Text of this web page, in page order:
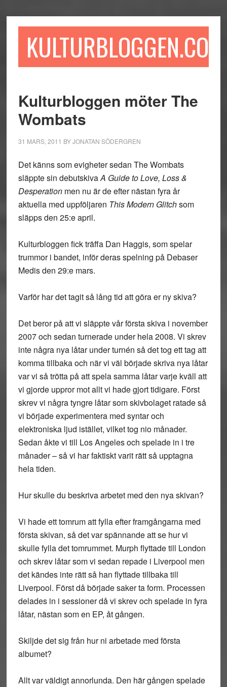
till
till
sidofältet
till
KULTURBLOGGEN.COM
Kulturbloggen möter The
Wombats
31 MARS, 2011 BYJONATAN SÖDERGREN
Det känns som evigheter sedan The Wombats
släppte sin debutskivaA Guide to Love, Loss &
Desperationmen nu är de efter nästan fyra år
aktuella med uppföljaren This Modern Glitchsom
släpps den 25:e april.
Kulturbloggen fick träffa Dan Haggis, som spelar
trummor i bandet, inför deras spelning på Debaser
Medis den 29:e mars.
Varför har det tagit så lång tid att göra er ny skiva?
Det beror på att vi släppte vår första skiva i november
2007 och sedan turnerade under hela 2008. Vi skrev
inte några nya låtar under turnén så det tog ett tag att
komma tillbaka och när vi väl började skriva nya låtar
var vi så trötta på att spela samma låtar varje kväll att
vi gjorde uppror mot allt vi hade gjort tidigare. Först
skrev vi några tyngre låtar som skivbolaget ratade så
vi började experimentera med syntar och
elektroniska ljud istället, vilket tog nio månader.
Sedan åkte vi till Los Angeles och spelade in i tre
månader – så vi har faktiskt varit rätt så upptagna
hela tiden.
Hur skulle du beskriva arbetet med den nya skivan?
Vi hade ett tomrum att fylla efter framgångarna med
första skivan, så det var spännande att se hur vi
skulle fylla det tomrummet. Murph flyttade till London
och skrev låtar som vi sedan repade i Liverpool men
det kändes inte rätt så han flyttade tillbaka till
Liverpool. Först då började saker ta form. Processen
delades in i sessioner då vi skrev och spelade in fyra
låtar, nästan som en EP, åt gången.
Skiljde det sig från hur ni arbetade med första
albumet?
Allt var väldigt annorlunda. Den här gången spelade